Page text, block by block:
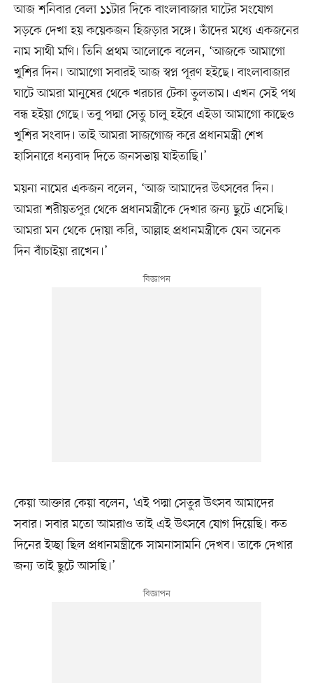
আজ শনিবার বেলা ১১টার দিকে বাংলাবাজার ঘাটের সংযোগ
সড়কে দেখা হয় কয়েকজন হিজড়ার সঙ্গে। তাঁদের মধ্যে একজনের
নাম সাথী মণি। তিনি প্রথম আলোকে বলেন, ‘আজকে আমাগো
খুশির দিন। আমাগো সবারই আজ স্বপ্ন পূরণ হইছে। বাংলাবাজার
ঘাটে আমরা মানুষের থেকে খরচার টেকা তুলতাম। এখন সেই পথ
বন্ধ হইয়া গেছে। তবু পদ্মা সেতু চালু হইবে এইডা আমাগো কাছেও
খুশির সংবাদ। তাই আমরা সাজগোজ করে প্রধানমন্ত্রী শেখ
হাসিনারে ধন্যবাদ দিতে জনসভায় যাইতাছি।’
ময়না নামের একজন বলেন, ‘আজ আমাদের উৎসবের দিন।
আমরা শরীয়তপুর থেকে প্রধানমন্ত্রীকে দেখার জন্য ছুটে এসেছি।
আমরা মন থেকে দোয়া করি, আল্লাহ প্রধানমন্ত্রীকে যেন অনেক
দিন বাঁচাইয়া রাখেন।’
কেয়া আক্তার কেয়া বলেন, ‘এই পদ্মা সেতুর উৎসব আমাদের
সবার। সবার মতো আমরাও তাই এই উৎসবে যোগ দিয়েছি। কত
দিনের ইচ্ছা ছিল প্রধানমন্ত্রীকে সামনাসামনি দেখব। তাকে দেখার
জন্য তাই ছুটে আসছি।’